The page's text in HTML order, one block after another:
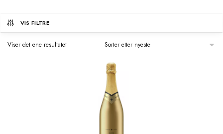
VIS FILTRE
Viser det ene resultatet